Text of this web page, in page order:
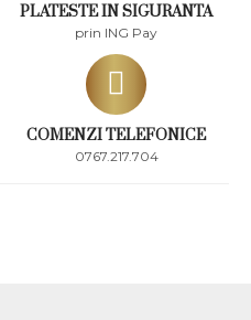
PLATESTE IN SIGURANTA
prin ING Pay
COMENZI TELEFONICE
0767.217.704